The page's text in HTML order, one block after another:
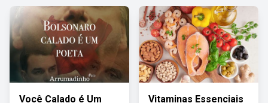
Você Calado é Um Vitaminas Essenciais